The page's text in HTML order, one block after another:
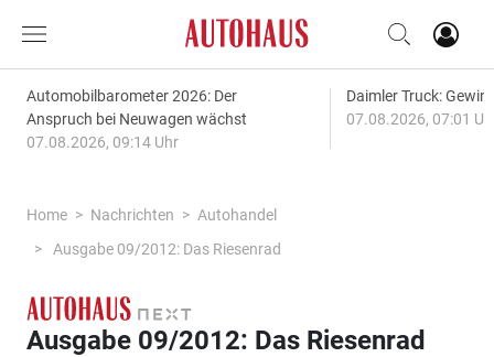
Automobilbarometer 2026: Der
Anspruch bei Neuwagen wächst
07.08.2026, 09:14 Uhr
Daimler Truck:
07.08.2026, 07:01
Home Nachrichten
Autohandel
Ausgabe 09/2012: Das Riesenrad
Ausgabe 09/2012: Das Riesenrad